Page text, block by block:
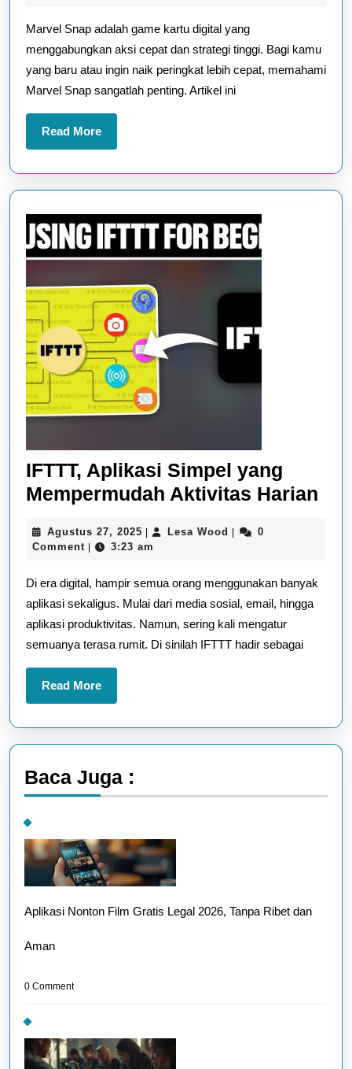
Strategi
Menang
Cepat
untuk
Pemula
Marvel Snap adalah game kartu digital yang
menggabungkan aksi cepat dan strategi tinggi. Bagi kamu
yang baru atau ingin naik peringkat lebih cepat, memahami
Marvel Snap sangatlah penting. Artikel ini
Read MoreRead
More
IFTTT, Aplikasi Simpel yang
Mempermudah Aktivitas Harian
Agustus 27, 2025 Agustus
27,
Lesa Wood Lesa 0
Comment
3:23 am
Di era digital, hampir semua orang menggunakan banyak
aplikasi sekaligus. Mulai dari media sosial, email, hingga
aplikasi produktivitas. Namun, sering kali mengatur
semuanya terasa rumit. Di sinilah IFTTT hadir sebagai
Read MoreRead
More
Baca Juga :
Aplikasi Nonton Film Gratis Legal 2026, Tanpa Ribet dan
Aman
0 Comment